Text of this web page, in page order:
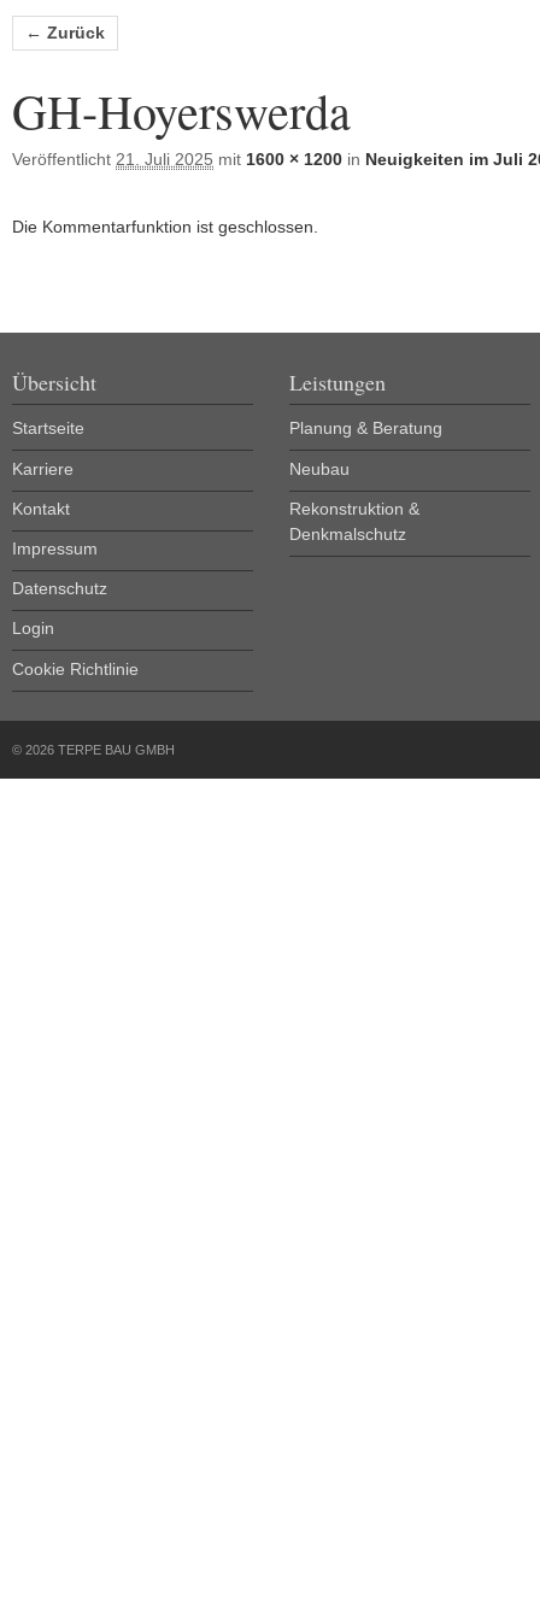
Bilder-Navigation
← Zurück
GH-Hoyerswerda
Veröffentlicht 21. Juli 2025 mit 1600 × 1200 in Neuigkeiten im Juli
Die Kommentarfunktion ist geschlossen.
Übersicht
Startseite
Karriere
Kontakt
Impressum
Datenschutz
Login
Cookie Richtlinie
Leistungen
Planung & Beratung
Neubau
Rekonstruktion &
Denkmalschutz
© 2026 TERPE BAU GMBH